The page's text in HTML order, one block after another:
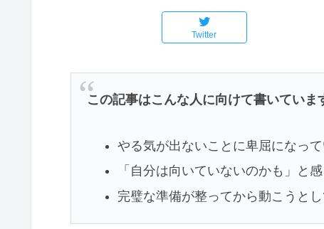
Twitter
この記事はこんな人に向けて書いていま
やる気が出ないことに卑屈になって
「自分は向いていないのかも」と
完璧な準備が整ってから動こうと